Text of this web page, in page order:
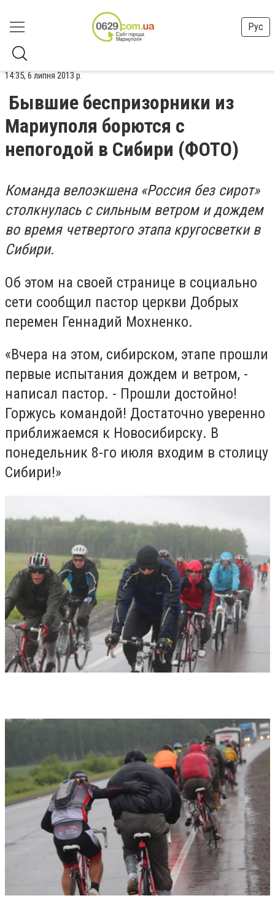
Рус
14:35, 6 липня 2013 р.
Бывшие беспризорники из
Мариуполя борются с
непогодой в Сибири (ФОТО)
Команда велоэкшена «Россия без сирот»
столкнулась с сильным ветром и дождем
во время четвертого этапа кругосветки в
Сибири.
Об этом на своей странице в социально
сети сообщил пастор церкви Добрых
перемен Геннадий Мохненко.
«Вчера на этом, сибирском, этапе прошли
первые испытания дождем и ветром, -
написал пастор. - Прошли достойно!
Горжусь командой! Достаточно уверенно
приближаемся к Новосибирску. В
понедельник 8-го июля входим в столицу
Сибири!»